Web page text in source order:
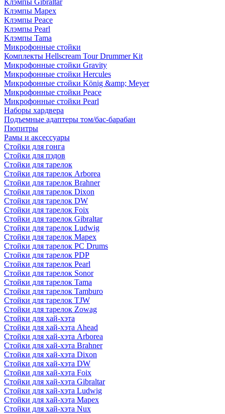
Клэмпы Gibraltar
Клэмпы Mapex
Клэмпы Peace
Клэмпы Pearl
Клэмпы Tama
Микрофонные стойки
Комплекты Hellscream Tour Drummer Kit
Микрофонные стойки Gravity
Микрофонные стойки Hercules
Микрофонные стойки König &amp; Meyer
Микрофонные стойки Peace
Микрофонные стойки Pearl
Наборы хардвера
Подъемные адаптеры том/бас-барабан
Пюпитры
Рамы и аксессуары
Стойки для гонга
Стойки для пэдов
Стойки для тарелок
Стойки для тарелок Arborea
Стойки для тарелок Brahner
Стойки для тарелок Dixon
Стойки для тарелок DW
Стойки для тарелок Foix
Стойки для тарелок Gibraltar
Стойки для тарелок Ludwig
Стойки для тарелок Mapex
Стойки для тарелок PC Drums
Стойки для тарелок PDP
Стойки для тарелок Pearl
Стойки для тарелок Sonor
Стойки для тарелок Tama
Стойки для тарелок Tamburo
Стойки для тарелок TJW
Стойки для тарелок Zowag
Стойки для хай-хэта
Стойки для хай-хэта Ahead
Стойки для хай-хэта Arborea
Стойки для хай-хэта Brahner
Стойки для хай-хэта Dixon
Стойки для хай-хэта DW
Стойки для хай-хэта Foix
Стойки для хай-хэта Gibraltar
Стойки для хай-хэта Ludwig
Стойки для хай-хэта Mapex
Стойки для хай-хэта Nux